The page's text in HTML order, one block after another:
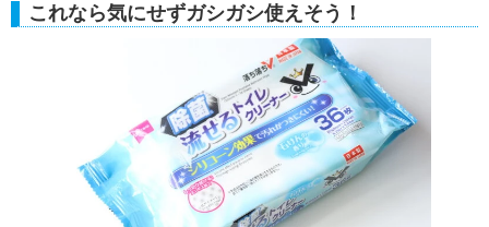
これなら気にせずガシガシ使えそう！